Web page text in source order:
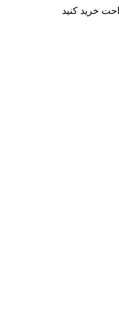
خرید کنید